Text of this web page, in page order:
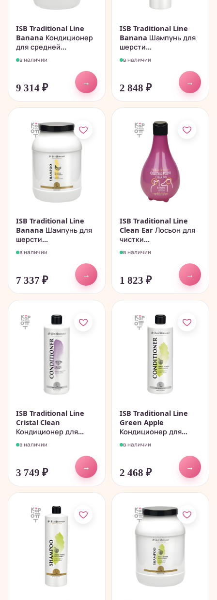
ISB Traditional Line
Banana Кондиционер
для средней...
в наличии
9 314 ₽
→
ISB Traditional Line
Banana Шампунь для
шерсти...
в наличии
2 848 ₽
→
ISB Traditional Line
Banana Шампунь для
шерсти...
в наличии
7 337 ₽
→
ISB Traditional Line
Clean Ear Лосьон для
чистки...
в наличии
1 823 ₽
→
ISB Traditional Line
Cristal Clean
Кондиционер для...
в наличии
3 749 ₽
→
ISB Traditional Line
Green Apple
Кондиционер для...
в наличии
2 468 ₽
→